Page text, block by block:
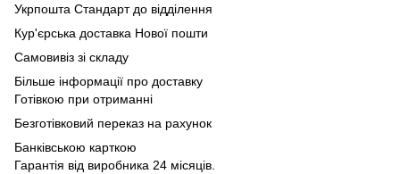
Укрпошта Стандарт до відділення
Кур'єрська доставка Нової пошти
Самовивіз зі складу
Більше інформації про доставку
Готівкою при отриманні
Безготівковий переказ на рахунок
Банківською карткою
Гарантія від виробника 24 місяців.